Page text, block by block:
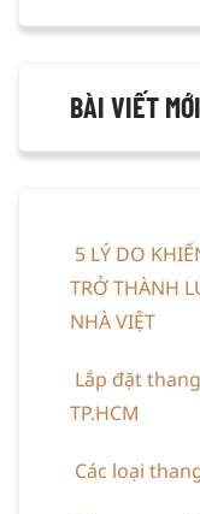
BÀI VIẾT MỚI
5 LÝ DO
TRỞ THÀNH
NHÀ VIỆT
Lắp đặt
TP.HCM
Các loại